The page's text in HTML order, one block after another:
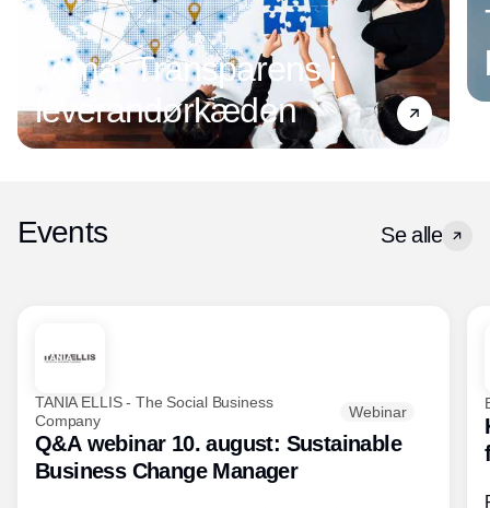
Tema: Transparens i
leverandørkæden
Events Se alle
TANIA ELLIS - The Social Business
Company
Webinar
Q&A webinar 10. august: Sustainable
Business Change Manager